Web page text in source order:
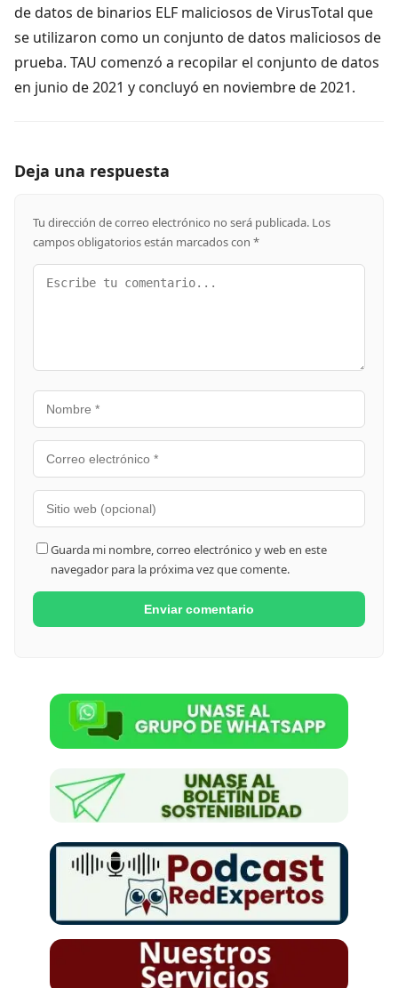
de datos de binarios ELF maliciosos de VirusTotal que
se utilizaron como un conjunto de datos maliciosos de
prueba. TAU comenzó a recopilar el conjunto de datos
en junio de 2021 y concluyó en noviembre de 2021.
Deja una respuesta
Tu dirección de correo electrónico no será publicada. Los
campos obligatorios están marcados con *
Guarda mi nombre, correo electrónico y web en este
navegador para la próxima vez que comente.